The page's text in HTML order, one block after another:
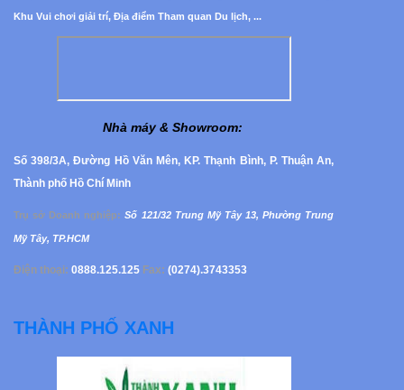
Khu Vui chơi giải trí, Địa điểm Tham quan Du lịch, ...
Nhà máy & Showroom:
Số 398/3A, Đường Hồ Văn Mên, KP. Thạnh Bình, P. Thuận An,
Thành phố Hồ Chí Minh
Trụ sở Doanh nghiệp:Số 121/32 Trung Mỹ Tây 13, Phường Trung
Mỹ Tây, TP.HCM
Điện thoại: 0888.125.125 Fax: (0274).3743353
THÀNH PHỐ XANH